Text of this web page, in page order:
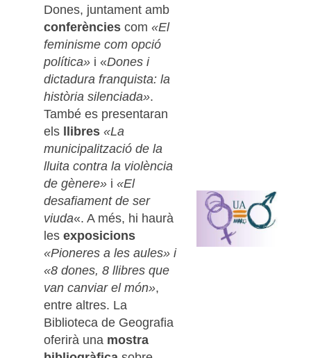
Dones, juntament amb
conferències com«El
feminisme com opció
política» i «Dones i
dictadura franquista: la
història silenciada».
També es presentaran
els llibres «La
municipalització de la
lluita contra la violència
de gènere» i«El
desafiament de ser
viuda«. A més, hi haurà
lesexposicions
«Pioneres a les aules» i
«8 dones, 8 llibres que
van canviar el món»,
entre altres. La
Biblioteca de Geografia
oferirà una mostra